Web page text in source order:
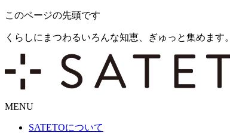
このページの先頭です
くらしにまつわるいろんな知恵、ぎゅっと集めます。
MENU
SATETOについて